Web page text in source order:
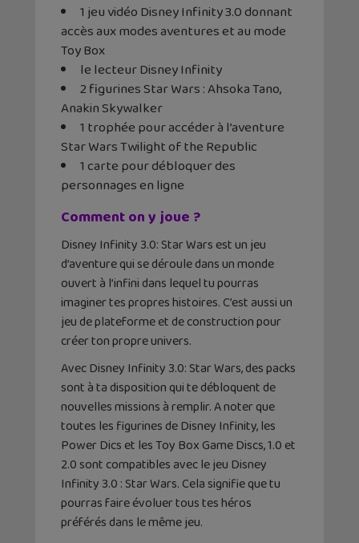
1 jeu vidéo Disney Infinity 3.0 donnant
accès aux modes aventures et au mode
Toy Box
le lecteur Disney Infinity
2 figurines Star Wars : Ahsoka Tano,
Anakin Skywalker
1 trophée pour accéder à l’aventure
Star Wars Twilight of the Republic
1 carte pour débloquer des
personnages en ligne
Comment on y joue ?
Disney Infinity 3.0: Star Wars est un jeu
d’aventure qui se déroule dans un monde
ouvert à l’infini dans lequel tu pourras
imaginer tes propres histoires. C’est aussi un
jeu de plateforme et de construction pour
créer ton propre univers.
Avec Disney Infinity 3.0: Star Wars, des packs
sont à ta disposition qui te débloquent de
nouvelles missions à remplir. A noter que
toutes les figurines de Disney Infinity, les
Power Dics et les Toy Box Game Discs, 1.0 et
2.0 sont compatibles avec le jeu Disney
Infinity 3.0 : Star Wars. Cela signifie que tu
pourras faire évoluer tous tes héros
préférés dans le même jeu.